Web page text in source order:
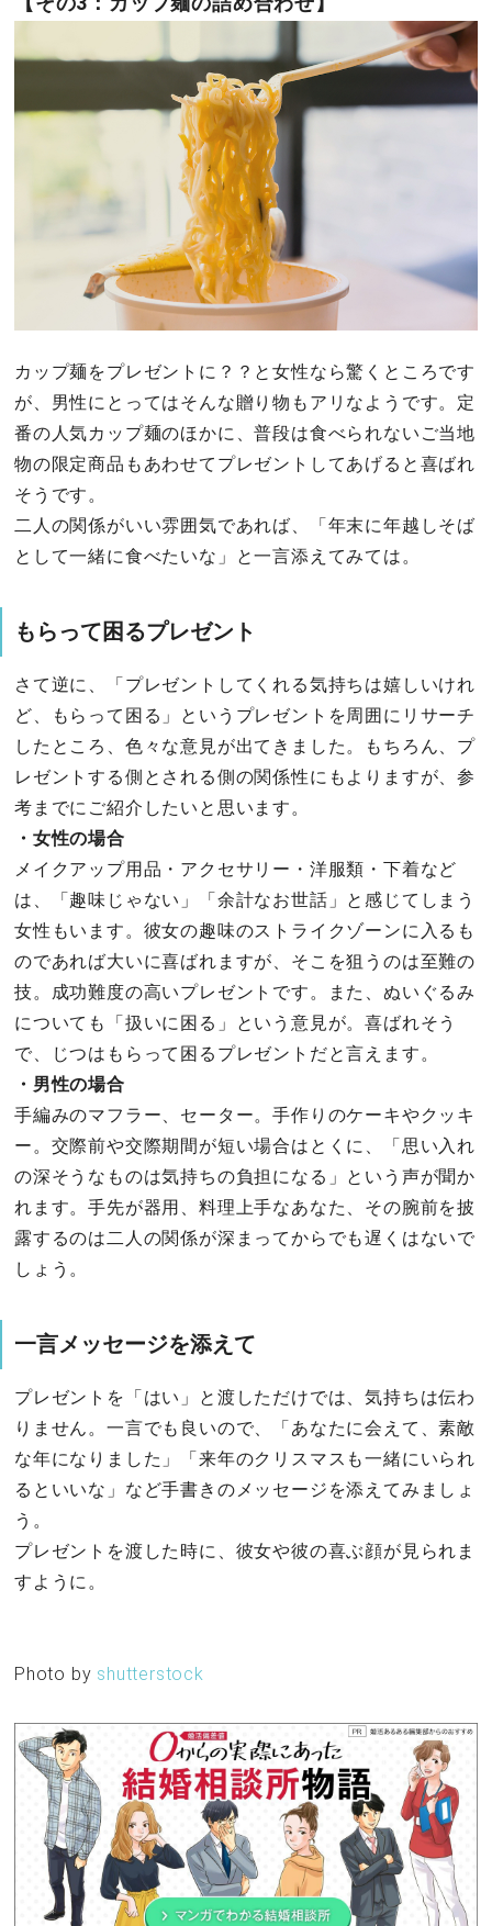
カップ麺をプレゼントに？？と女性なら驚くところです
が、男性にとってはそんな贈り物もアリなようです。定
番の人気カップ麺のほかに、普段は食べられないご当地
物の限定商品もあわせてプレゼントしてあげると喜ばれ
そうです。
二人の関係がいい雰囲気であれば、「年末に年越しそば
として一緒に食べたいな」と一言添えてみては。
もらって困るプレゼント
さて逆に、「プレゼントしてくれる気持ちは嬉しいけれ
ど、もらって困る」というプレゼントを周囲にリサーチ
したところ、色々な意見が出てきました。もちろん、プ
レゼントする側とされる側の関係性にもよりますが、参
考までにご紹介したいと思います。
・女性の場合
メイクアップ用品・アクセサリー・洋服類・下着など
は、「趣味じゃない」「余計なお世話」と感じてしまう
女性もいます。彼女の趣味のストライクゾーンに入るも
のであれば大いに喜ばれますが、そこを狙うのは至難の
技。成功難度の高いプレゼントです。また、ぬいぐるみ
についても「扱いに困る」という意見が。喜ばれそう
で、じつはもらって困るプレゼントだと言えます。
・男性の場合
手編みのマフラー、セーター。手作りのケーキやクッキ
ー。交際前や交際期間が短い場合はとくに、「思い入れ
の深そうなものは気持ちの負担になる」という声が聞か
れます。手先が器用、料理上手なあなた、その腕前を披
露するのは二人の関係が深まってからでも遅くはないで
しょう。
一言メッセージを添えて
プレゼントを「はい」と渡しただけでは、気持ちは伝わ
りません。一言でも良いので、「あなたに会えて、素敵
な年になりました」「来年のクリスマスも一緒にいられ
るといいな」など手書きのメッセージを添えてみましょ
う。
プレゼントを渡した時に、彼女や彼の喜ぶ顔が見られま
すように。
Photo by shutterstock